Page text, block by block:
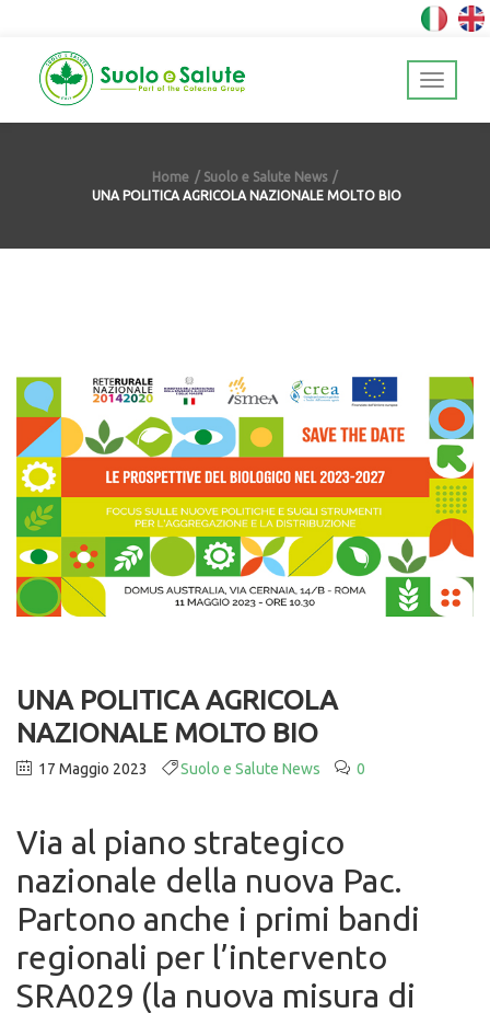
Home
Suolo e Salute News
UNA POLITICA AGRICOLA NAZIONALE MOLTO BIO
UNA POLITICA AGRICOLA
NAZIONALE MOLTO BIO
17 Maggio 2023 Suolo e Salute News 0
Via al piano strategico
nazionale della nuova Pac.
Partono anche i primi bandi
regionali per l’intervento
SRA029 (la nuova misura di